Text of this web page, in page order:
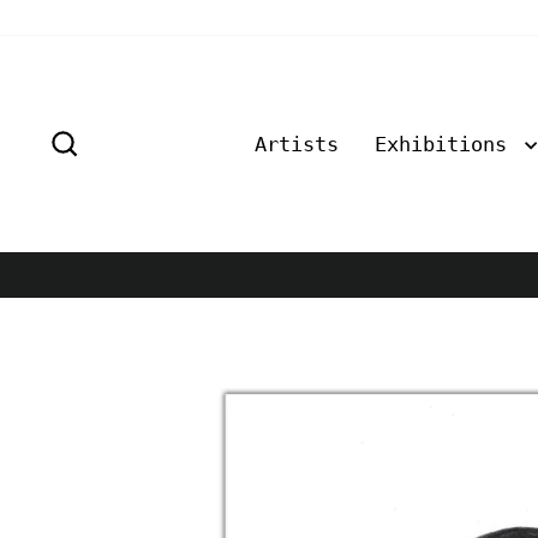
Artists Exhibitions